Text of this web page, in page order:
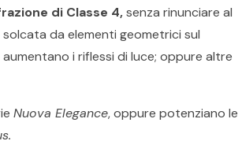
di Classe 4,senza rinunciare al
da elementi geometrici sul
i riflessi di luce; oppure altre
Nuova Elegance, oppure potenziano le